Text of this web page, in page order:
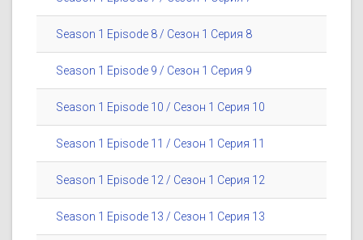
Season 1 Episode 8 / Сезон 1 Серия 8
Season 1 Episode 9 / Сезон 1 Серия 9
Season 1 Episode 10 / Сезон 1 Серия 10
Season 1 Episode 11 / Сезон 1 Серия 11
Season 1 Episode 12 / Сезон 1 Серия 12
Season 1 Episode 13 / Сезон 1 Серия 13